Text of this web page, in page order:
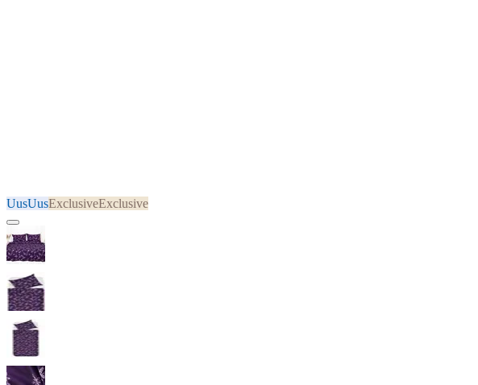
UusUusExclusiveExclusive